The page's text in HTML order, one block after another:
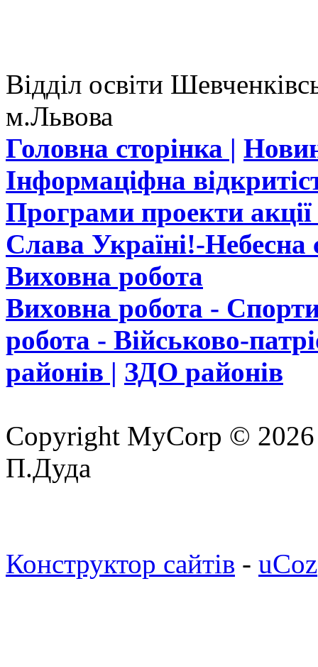
Відділ освіти
м.Львова
Головна сторінка |
Інформаціфна
Програми проекти
Слава Україні!-Небесна
Виховна робота
Виховна робота -
робота - Військово-
районів | ЗДО районів
Copyright MyCorp © 2026
П.Дуда
Конструктор сайтів - uCoz